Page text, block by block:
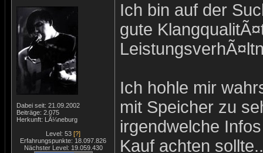
Dabei seit: 21.09.2002
Beiträge: 2.075
Herkunft: LÃ¼neburg
Level: 53 [?]
Erfahrungspunkte: 18.097.826
Nächster Level: 19.059.430
Ich bin auf der
gute
Ich hohle mir
mit Speicher zu
irgendwelche
Kauf achten